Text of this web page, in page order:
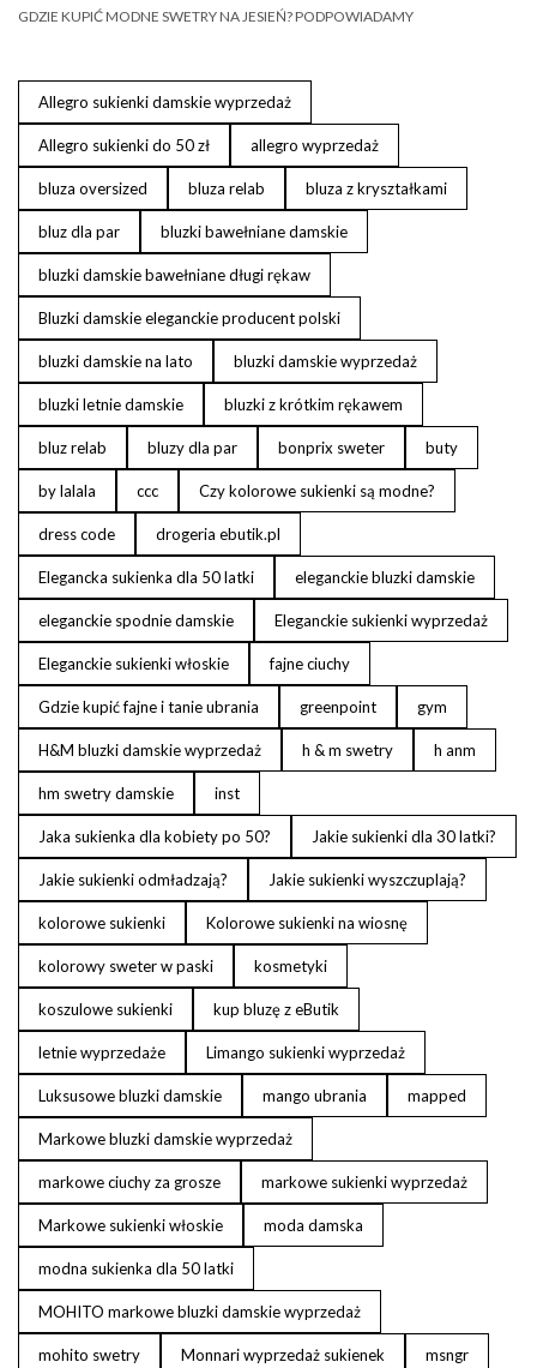
GDZIE KUPIĆ MODNE SWETRY NA JESIEŃ? PODPOWIADAMY
Allegro sukienki damskie wyprzedaż
Allegro sukienki do 50 zł allegro wyprzedaż
bluza oversized bluza relab bluza z kryształkami
bluz dla par bluzki bawełniane damskie
bluzki damskie bawełniane długi rękaw
Bluzki damskie eleganckie producent polski
bluzki damskie na lato bluzki damskie wyprzedaż
bluzki letnie damskie bluzki z krótkim rękawem
bluz relab bluzy dla par bonprix sweter buty
by lalala ccc Czy kolorowe sukienki są modne?
dress code drogeria ebutik.pl
Elegancka sukienka dla 50 latki eleganckie bluzki damskie
eleganckie spodnie damskie Eleganckie sukienki wyprzedaż
Eleganckie sukienki włoskie fajne ciuchy
Gdzie kupić fajne i tanie ubrania greenpoint gym
H&M bluzki damskie wyprzedaż h & m swetry h anm
hm swetry damskie inst
Jaka sukienka dla kobiety po 50? Jakie sukienki dla 30 latki?
Jakie sukienki odmładzają? Jakie sukienki wyszczuplają?
kolorowe sukienki Kolorowe sukienki na wiosnę
kolorowy sweter w paski kosmetyki
koszulowe sukienki kup bluzę z eButik
letnie wyprzedaże Limango sukienki wyprzedaż
Luksusowe bluzki damskie mango ubrania mapped
Markowe bluzki damskie wyprzedaż
markowe ciuchy za grosze markowe sukienki wyprzedaż
Markowe sukienki włoskie moda damska
modna sukienka dla 50 latki
MOHITO markowe bluzki damskie wyprzedaż
mohito swetry Monnari wyprzedaż sukienek msngr